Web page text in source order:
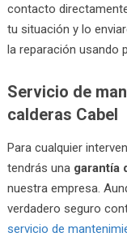
contacto
tu situación y lo
la reparación usando
Servicio de
calderas Cabel
Para cualquier
tendrás una garantía
nuestra empresa.
verdadero seguro
servicio de